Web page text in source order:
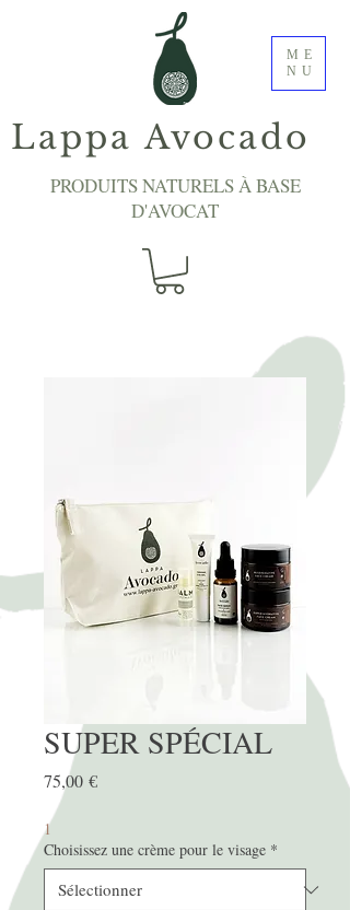
ME
NU
Lappa Avocado
PRODUITS NATURELS À BASE
D'AVOCAT
SUPER SPÉCIAL
75,00 €Prix
1
Choisissez une crème pour le visage *